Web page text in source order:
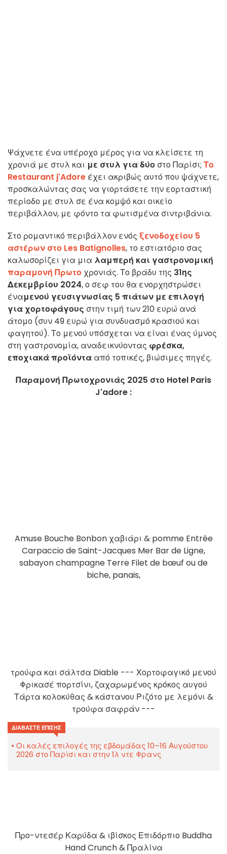
Ψάχνετε ένα υπέροχο μέρος για να κλείσετε τη
χρονιά με στυλ και με στυλ για δύο στο Παρίσι; Το
Restaurant j'Adore έχει ακριβώς αυτό που ψάχνετε,
προσκαλώντας σας να γιορτάσετε την εορταστική
περίοδο με στυλ σε ένα κομψό και οικείο
περιβάλλον, με φόντο τα φωτισμένα σιντριβάνια.
Στο ρομαντικό περιβάλλον ενός ξενοδοχείου 5
αστέρων στο Les Batignolles, το εστιατόριο σας
καλωσορίζει για μια λαμπερή και γαστρονομική
παραμονή Πρωτο χρονιάς. Το βράδυ της 31ης
Δεκεμβρίου 2024, ο σεφ του θα ενορχηστρώσει
έναμενού γευσιγνωσίας 5 πιάτων με επιλογή
για χορτοφάγους στην τιμή των 210 ευρώ ανά
άτομο (συν 49 ευρώ για συνδυασμό κρασιού και
φαγητού). Το μενού υπόσχεται να είναι ένας ύμνος
στη γαστρονομία, αναδεικνύοντας φρέσκα,
εποχιακά προϊόντα από τοπικές, βιώσιμες πηγές.
Παραμονή Πρωτοχρονιάς 2025 στο Hotel Paris
J'adore :
Amuse Bouche Bonbon χαβιάρι & pomme Entrée
Carpaccio de Saint-Jacques Mer Bar de Ligne,
sabayon champagne Terre Filet de bœuf ou de
biche, panais,
τρούφα και σάλτσα Diable --- Χορτοφαγικό μενού
Φρικασέ πορτσίνι, ζαχαρωμένος κρόκος αυγού
Τάρτα κολοκύθας & κάστανου Ριζότο με λεμόνι &
τρούφα σαφράν ---
ΔΙΑΒΆΣΤΕ ΕΠΊΣΗΣ
Οι καλές επιλογές της εβδομάδας 10–16 Αυγούστου
2026 στο Παρίσι και στην Ίλ ντε Φρανς
Προ-ντεσέρ Καρύδα & ιβίσκος Επιδόρπιο Buddha
Hand Crunch & Πραλίνα